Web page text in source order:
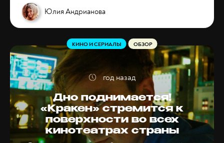
Юлия Андрианова
Дно поднимается!
«Кракен» стремится к
поверхности во всех
кинотеатрах страны
КИНО И СЕРИАЛЫ ОБЗОР
год назад